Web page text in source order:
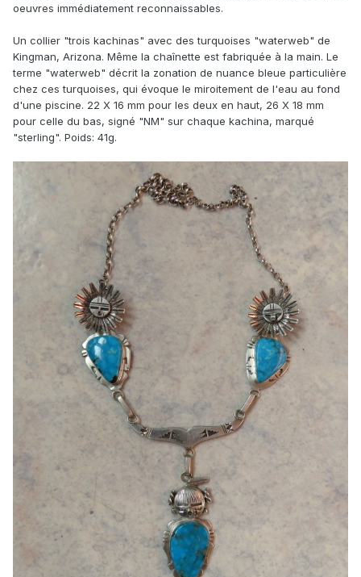
oeuvres immédiatement reconnaissables.
Un collier "trois kachinas" avec des turquoises "waterweb" de
Kingman, Arizona. Même la chaînette est fabriquée à la main. Le
terme "waterweb" décrit la zonation de nuance bleue particulière
chez ces turquoises, qui évoque le miroitement de l'eau au fond
d'une piscine. 22 X 16 mm pour les deux en haut, 26 X 18 mm
pour celle du bas, signé "NM" sur chaque kachina, marqué
"sterling". Poids: 41g.